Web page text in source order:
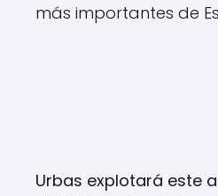
más importantes de
Urbas explotará este